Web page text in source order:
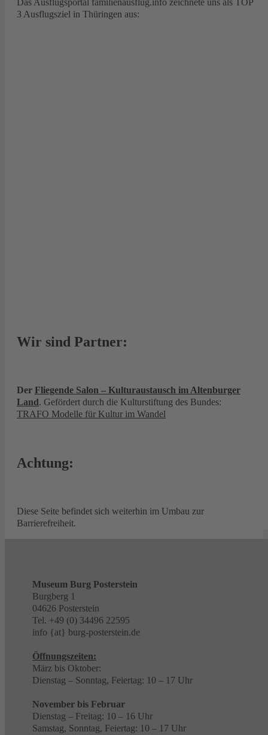
Das Ausflugsportal familienausflug.info zeichnete uns als TOP
3 Ausflugsziel in Thüringen aus:
Wir sind Partner:
Der Fliegende Salon – Kulturaustausch im Altenburger
Land. Gefördert durch die Kulturstiftung des Bundes:
TRAFO Modelle für Kultur im Wandel
Achtung:
Diese Seite befindet sich weiterhin im Umbau zur
Barrierefreiheit.
Museum Burg Posterstein
Burgberg 1
04626 Posterstein
Tel. +49 (0) 34496 22595
info {at} burg-posterstein.de
Öffnungszeiten:
März bis Oktober:
Dienstag – Sonntag, Feiertag: 10 – 17 Uhr
November bis Februar
Dienstag – Freitag: 10 – 16 Uhr
Samstag, Sonntag, Feiertag: 10 – 17 Uhr